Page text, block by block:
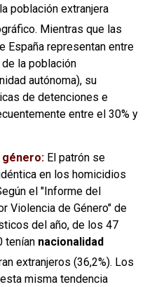
población extranjera
Mientras que las
España representan entre
de la población
autónoma), su
de detenciones e
entre el 30% y
género: El patrón se
en los homicidios
el "Informe del
Violencia de Género" de
del año, de los 47
tenían nacionalidad
extranjeros (36,2%). Los
misma tendencia